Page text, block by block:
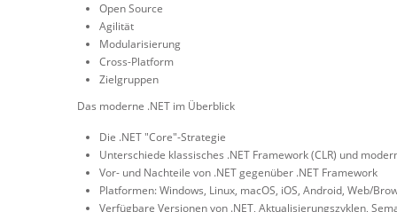
Open Source
Agilität
Modularisierung
Cross-Platform
Zielgruppen
Das moderne .NET im Überblick
Die .NET "Core"-Strategie
Unterschiede klassisches .NET Framework (CLR) und
Vor- und Nachteile von .NET gegenüber .NET Framework
Platformen: Windows, Linux, macOS, iOS, Android, Web/
Verfügbare Versionen von .NET, Aktualisierungszyklen,